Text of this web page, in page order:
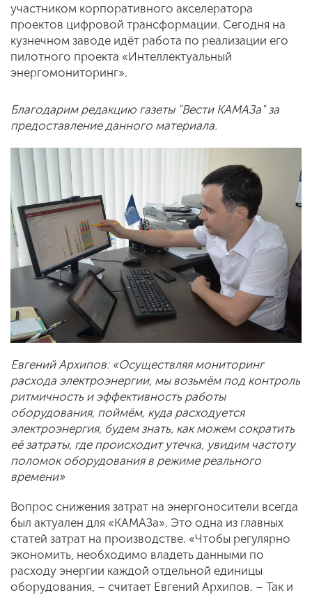
участником корпоративного акселератора
проектов цифровой трансформации. Сегодня на
кузнечном заводе идёт работа по реализации его
пилотного проекта «Интеллектуальный
энергомониторинг».
Благодарим редакцию газеты "Вести КАМАЗа" за
предоставление данного материала.
Евгений Архипов: «Осуществляя мониторинг
расхода электроэнергии, мы возьмём под контроль
ритмичность и эффективность работы
оборудования, поймём, куда расходуется
электроэнергия, будем знать, как можем сократить
её затраты, где происходит утечка, увидим частоту
поломок оборудования в режиме реального
времени»
Вопрос снижения затрат на энергоносители всегда
был актуален для «КАМАЗа». Это одна из главных
статей затрат на производстве. «Чтобы регулярно
экономить, необходимо владеть данными по
расходу энергии каждой отдельной единицы
оборудования, – считает Евгений Архипов. – Так и